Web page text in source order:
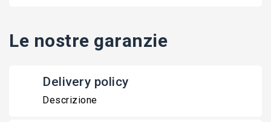
Le nostre garanzie
Delivery policy
Descrizione